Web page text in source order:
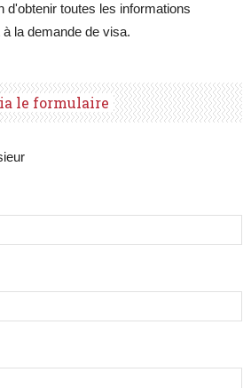
d'obtenir toutes les informations
la demande de visa.
le formulaire